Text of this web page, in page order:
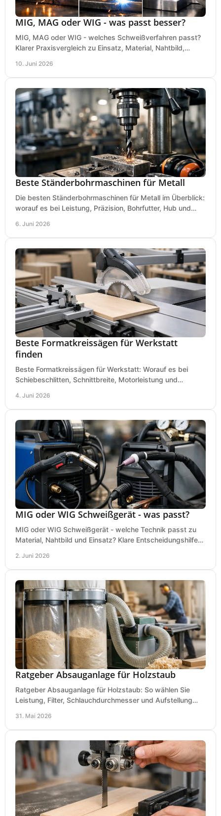
MIG, MAG oder WIG - was passt besser?
MIG, MAG oder WIG - welches Schweißverfahren passt?
Klarer Praxisvergleich zu Einsatz, Material, Nahtbild,
10. Juni 2026
Beste Ständerbohrmaschinen für Metall
Die besten Ständerbohrmaschinen für Metall im Überblick:
worauf es bei Leistung, Präzision, Bohrfutter, Hub und
6. Juni 2026
Beste Formatkreissägen für Werkstatt
finden
Beste Formatkreissägen für Werkstatt: Worauf es bei
Schiebeschlitten, Schnittbreite, Motorleistung und
4. Juni 2026
MIG oder WIG Schweißgerät - was passt?
MIG oder WIG Schweißgerät - welche Technik passt zu
Material, Nahtbild und Einsatz? Klare Entscheidungshilfe
2. Juni 2026
Ratgeber Absauganlage für Holzstaub
Ratgeber Absauganlage für Holzstaub: So wählen Sie
Leistung, Filter, Schlauchdurchmesser und Aufstellung
31. Mai 2026